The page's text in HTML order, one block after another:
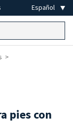
pies con